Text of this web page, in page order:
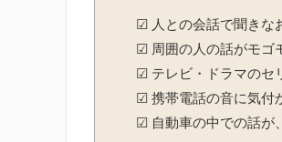
☑ 人との会話で聞きな
☑ 周囲の人の話がモゴ
☑ テレビ・ドラマのセ
☑ 携帯電話の音に気付
☑ 自動車の中での話が